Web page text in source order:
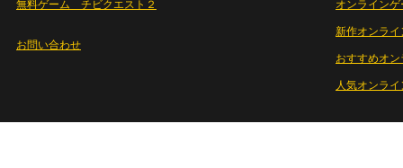
無料ゲーム チビクエスト２
お問い合わせ
オンライン
新作オンライ
おすすめオ
人気オンラ